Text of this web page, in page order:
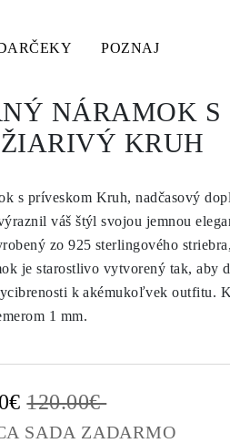
POZNAJ
NÁRAMOK S
KRUH
s príveskom Kruh, nadčasový
váš štýl svojou jemnou
zo 925 sterlingového
je starostlivo vytvorený tak, aby
k akémukoľvek outfitu.
1 mm.
120.00€
SADA ZADARMO